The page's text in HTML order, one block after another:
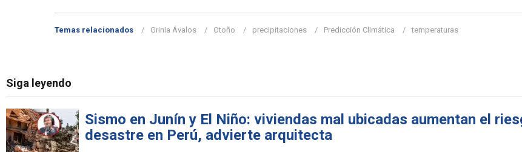
Temas relacionados Grinia Ávalos Otoño precipitaciones Predicción Climática temperaturas
Siga leyendo
Sismo en Junín y El Niño: viviendas mal ubicadas aumentan el
desastre en Perú, advierte arquitecta